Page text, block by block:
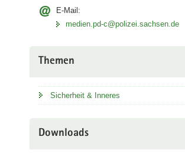
E-Mail:
medien.pd-c@polizei.sachsen.de
Themen
Sicherheit & Inneres
Downloads